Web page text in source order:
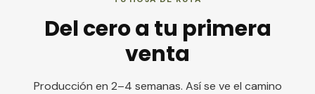
Del cero a tu primera
venta
Producción en 2–4 semanas. Así se ve el camino